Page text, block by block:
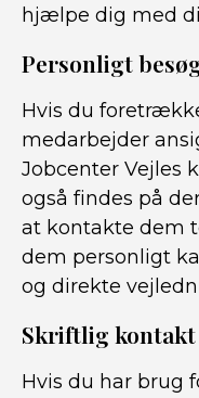
hjælpe dig med
Personligt
Hvis du
medarbejder
Jobcenter Vejles
også findes på
at kontakte dem
dem personligt
og direkte
Skriftlig kontakt
Hvis du har brug